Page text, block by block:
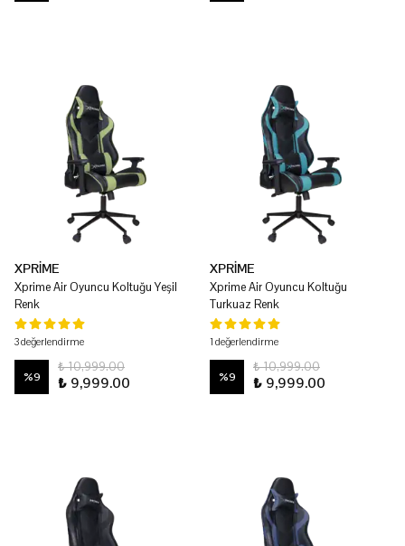
XPRİME
Xprime Air Oyuncu Koltuğu Yeşil
Renk
3 değerlendirme
%9
₺ 10,999.00
₺ 9,999.00
XPRİME
Xprime Air Oyuncu Koltuğu
Turkuaz Renk
1 değerlendirme
%9
₺ 10,999.00
₺ 9,999.00